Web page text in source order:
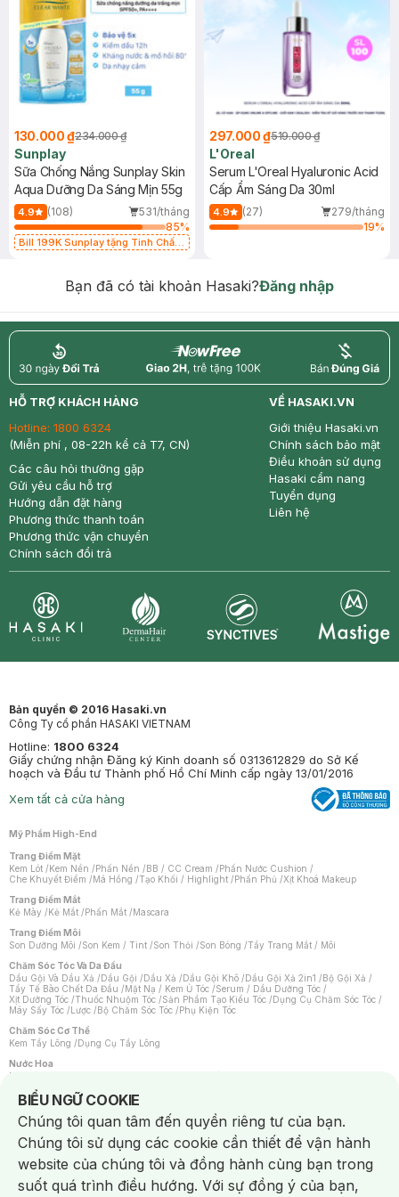
130.000 ₫234.000 ₫
Sunplay
Sữa Chống Nắng Sunplay Skin
Aqua Dưỡng Da Sáng Mịn 55g
4.9 (108)
531/tháng
85%
Bill 199K Sunplay tặng Tinh Chất
297.000 ₫519.000 ₫
L'Oreal
Serum L'Oreal Hyaluronic Acid
Cấp Ẩm Sáng Da 30ml
4.9 (27)
279/tháng
19%
Bạn đã có tài khoản Hasaki?Đăng nhập
return nowfree price
HỖ TRỢ KHÁCH HÀNG
Hotline: 1800 6324
(Miễn phí , 08-22h kể cả T7, CN)
Các câu hỏi thường gặp
Gửi yêu cầu hỗ trợ
Hướng dẫn đặt hàng
Phương thức thanh toán
Phương thức vận chuyển
Chính sách đổi trả
VỀ HASAKI.VN
Giới thiệu Hasaki.vn
Chính sách bảo mật
Điều khoản sử dụng
Hasaki cẩm nang
Tuyển dụng
Liên hệ
Bản quyền © 2016 Hasaki.vn
Công Ty cổ phần HASAKI VIETNAM
Hotline: 1800 6324
Giấy chứng nhận Đăng ký Kinh doanh số 0313612829 do Sở Kế
hoạch và Đầu tư Thành phố Hồ Chí Minh cấp ngày 13/01/2016
Xem tất cả cửa hàng
Mỹ Phẩm High-End
Trang Điểm Mặt
Kem Lót /Kem Nền /Phấn Nền /BB / CC Cream /Phấn Nước Cushion /
Che Khuyết Điểm /Má Hồng /Tạo Khối / Highlight /Phấn Phủ /Xịt Khoá Makeup
Trang Điểm Mắt
Kẻ Mày /Kẻ Mắt /Phấn Mắt /Mascara
Trang Điểm Môi
Son Dưỡng Môi /Son Kem / Tint /Son Thỏi /Son Bóng /Tẩy Trang Mắt / Môi
Chăm Sóc Tóc Và Da Đầu
Dầu Gội Và Dầu Xả /Dầu Gội /Dầu Xả /Dầu Gội Khô /Dầu Gội Xả 2in1 /Bộ Gội Xả /
Tẩy Tế Bào Chết Da Đầu /Mặt Nạ / Kem Ủ Tóc /Serum / Dầu Dưỡng Tóc /
Xịt Dưỡng Tóc /Thuốc Nhuộm Tóc /Sản Phẩm Tạo Kiểu Tóc /Dụng Cụ Chăm Sóc Tóc /
Máy Sấy Tóc /Lược /Bộ Chăm Sóc Tóc /Phụ Kiện Tóc
Chăm Sóc Cơ Thể
Kem Tẩy Lông /Dụng Cụ Tẩy Lông
Nước Hoa
Nước Hoa Nữ
Chăm Sóc Cá Nhân
Chống Muỗi /Khẩu Trang /Máy Massage/Mặt Nạ Xông Hơi /Nước Rửa Tay/
Sản Phẩm Chăm Sóc Khác /Bàn Chải Đánh Răng /Bàn Chải Điện/
Hỗ Trợ Trắng Răng/Kem Đánh Răng /Máy Tăm Nước/ Nước Súc Miệng/
Tăm / Chỉ Nha Khoa/ Xịt Thơm Miệng / Dung Dịch Vệ Sinh/Dưỡng Vùng Kín/
Khăn Ướt Vệ Sinh Vùng Kín/Băng Vệ Sinh/Tampon/Bọt Cạo Râu /Dao Cạo Râu/
Máy Cạo Râu
Vấn Đề Về Da
BIỂU NGỮ COOKIE
Notice about cookies usage
Chúng tôi quan tâm đến quyền riêng tư của bạn.
Chúng tôi sử dụng các cookie cần thiết để vận hành
website của chúng tôi và đồng hành cùng bạn trong
suốt quá trình điều hướng. Với sự đồng ý của bạn,